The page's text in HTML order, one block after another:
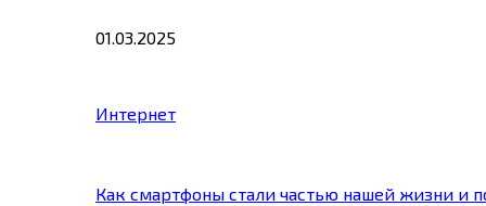
01.03.2025
Интернет
Как смартфоны стали частью нашей жизни и